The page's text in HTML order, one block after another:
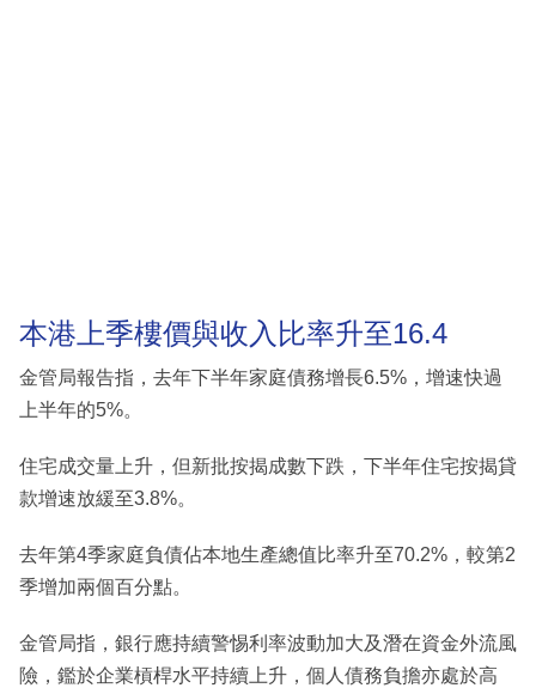
本港上季樓價與收入比率升至16.4
金管局報告指，去年下半年家庭債務增長6.5%，增速快過
上半年的5%。
住宅成交量上升，但新批按揭成數下跌，下半年住宅按揭貸
款增速放緩至3.8%。
去年第4季家庭負債佔本地生產總值比率升至70.2%，較第2
季增加兩個百分點。
金管局指，銀行應持續警惕利率波動加大及潛在資金外流風
險，鑑於企業槓桿水平持續上升，個人債務負擔亦處於高